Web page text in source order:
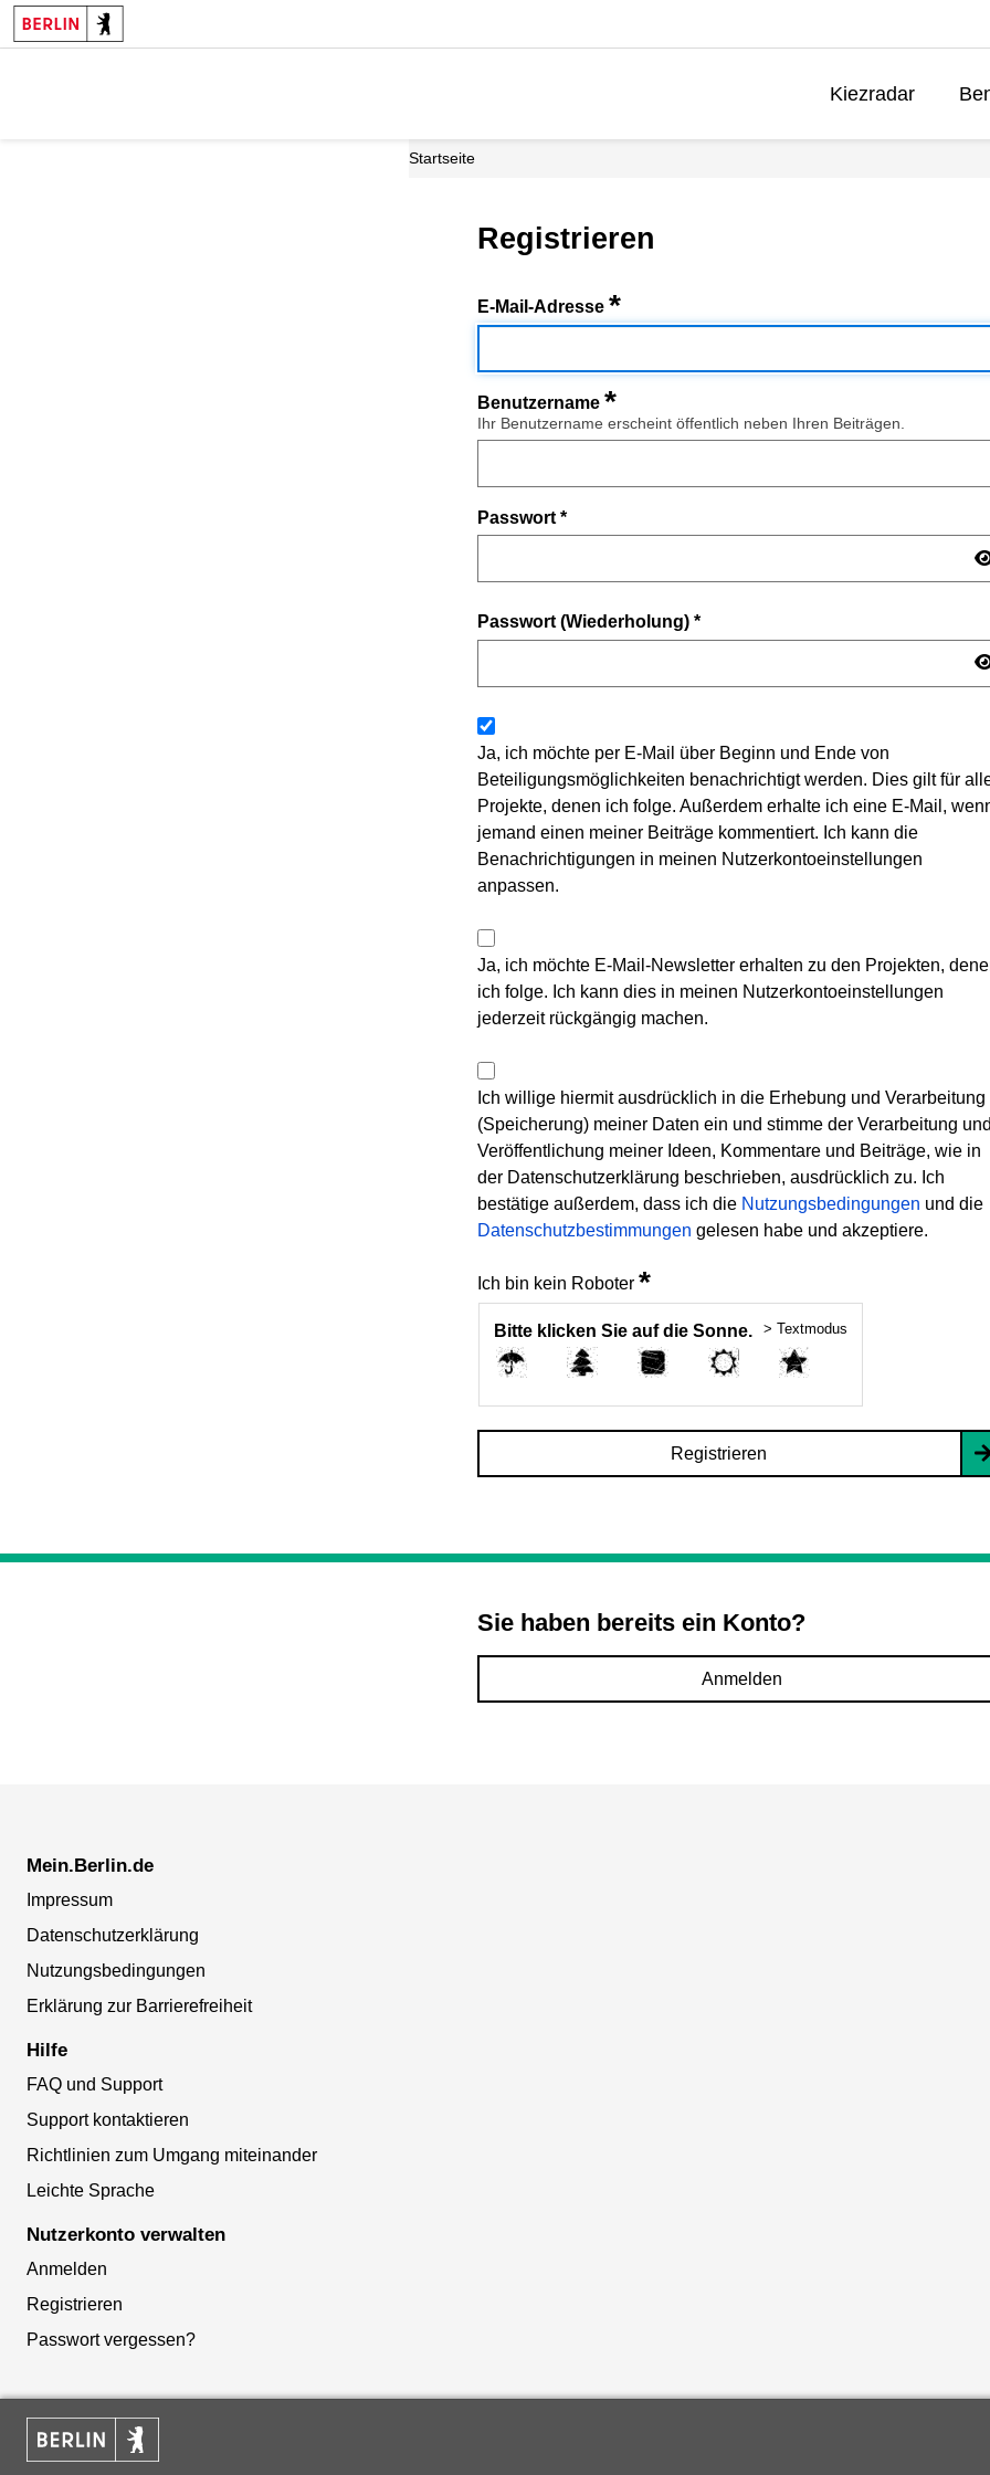
Kiezradar
Startseite
Registrieren
E-Mail-Adresse *
Benutzername *
Ihr Benutzername erscheint öffentlich neben Ihren Beiträgen.
Passwort *
Passwort (Wiederholung) *
Ja, ich möchte per E-Mail über Beginn und Ende von
Beteiligungsmöglichkeiten benachrichtigt werden. Dies gilt für
Projekte, denen ich folge. Außerdem erhalte ich eine E-Mail,
jemand einen meiner Beiträge kommentiert. Ich kann die
Benachrichtigungen in meinen Nutzerkontoeinstellungen
anpassen.
Ja, ich möchte E-Mail-Newsletter erhalten zu den Projekten,
ich folge. Ich kann dies in meinen Nutzerkontoeinstellungen
jederzeit rückgängig machen.
Ich willige hiermit ausdrücklich in die Erhebung und Verarbeitung
(Speicherung) meiner Daten ein und stimme der Verarbeitung und
Veröffentlichung meiner Ideen, Kommentare und Beiträge, wie in
der Datenschutzerklärung beschrieben, ausdrücklich zu. Ich
bestätige außerdem, dass ich die Nutzungsbedingungen und die
Datenschutzbestimmungen gelesen habe und akzeptiere.
Ich bin kein Roboter *
Bitte klicken Sie auf die Sonne. > Textmodus
Registrieren
Sie haben bereits ein Konto?
Anmelden
Mein.Berlin.de
Impressum
Datenschutzerklärung
Nutzungsbedingungen
Erklärung zur Barrierefreiheit
Hilfe
FAQ und Support
Support kontaktieren
Richtlinien zum Umgang miteinander
Leichte Sprache
Nutzerkonto verwalten
Anmelden
Registrieren
Passwort vergessen?